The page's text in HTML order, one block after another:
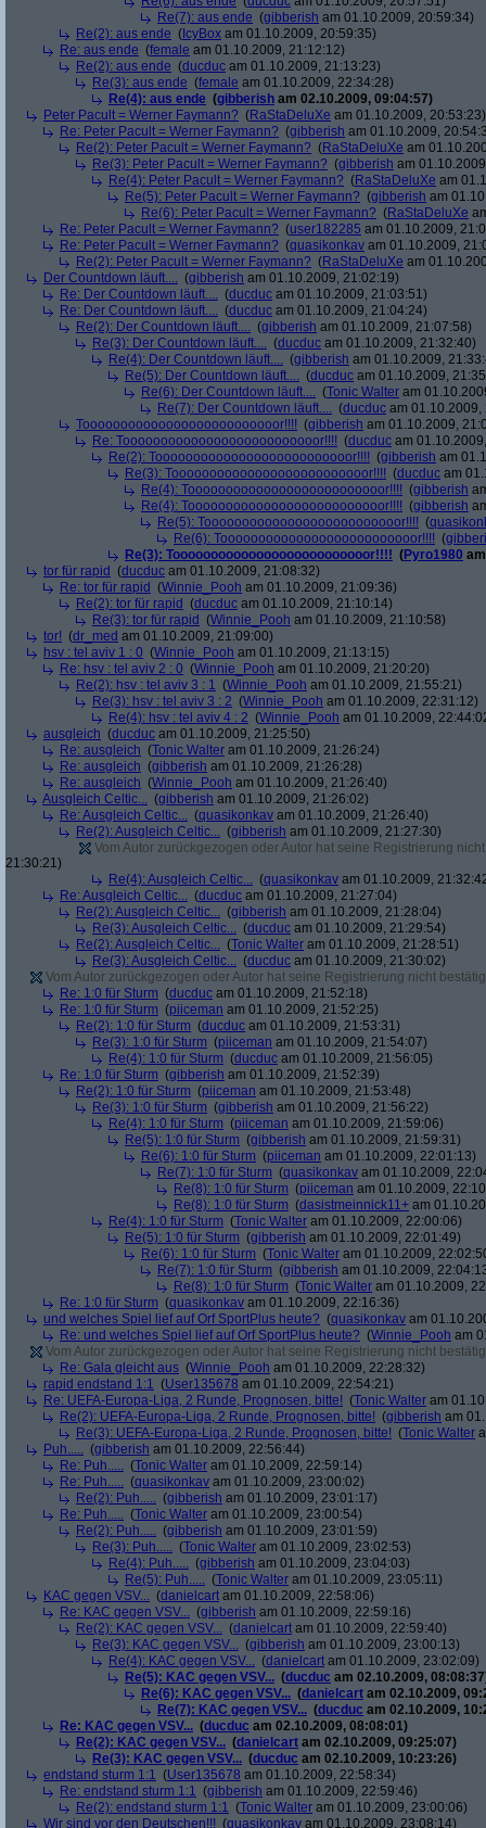
Re(7): aus ende (gibberish am 01.10.2009, 20:59:34)
Re(2): aus ende ( IcyBox am 01.10.2009, 20:59:35)
Re: aus ende (female am 01.10.2009, 21:12:12)
Re(2): aus ende (ducduc am 01.10.2009, 21:13:23)
Re(3): aus ende (female am 01.10.2009, 22:34:28)
Re(4): aus ende (gibberish am 02.10.2009, 09:04:57)
Peter Pacult = Werner Faymann? (RaStaDeluXe am 01.10.2009, 20:53:23)
Re: Peter Pacult = Werner Faymann? (gibberish am 01.10.2009,
Re(2): Peter Pacult = Werner Faymann? (RaStaDeluXe am
Re(3): Peter Pacult = Werner Faymann? (gibberish am
Re(4): Peter Pacult = Werner Faymann? (RaStaDeluXe am
Re(5): Peter Pacult = Werner Faymann? (gibberish am
Re(6): Peter Pacult = Werner Faymann? (RaStaDeluXe
Re: Peter Pacult = Werner Faymann? (user182285 am 01.10.2009,
Re: Peter Pacult = Werner Faymann? (quasikonkav am 01.10.2009,
Re(2): Peter Pacult = Werner Faymann? (RaStaDeluXe am
Der Countdown läuft.... (gibberish am 01.10.2009, 21:02:19)
Re: Der Countdown läuft.... (ducduc am 01.10.2009, 21:03:51)
Re: Der Countdown läuft.... (ducduc am 01.10.2009, 21:04:24)
Re(2): Der Countdown läuft.... (gibberish am 01.10.2009, 21:07:58)
Re(3): Der Countdown läuft.... (ducduc am 01.10.2009, 21:32:40)
Re(4): Der Countdown läuft.... (gibberish am 01.10.2009,
Re(5): Der Countdown läuft.... (ducduc am 01.10.2009,
Re(6): Der Countdown läuft.... (Tonic Walter am
Re(7): Der Countdown läuft.... (ducduc am 01.10.2009,
Toooooooooooooooooooooooooor!!!! (gibberish am 01.10.2009,
Re: Toooooooooooooooooooooooooor!!!! (ducduc am
Re(2): Toooooooooooooooooooooooooor!!!! (gibberish am
Re(3): Toooooooooooooooooooooooooor!!!! (ducduc am
Re(4): Toooooooooooooooooooooooooor!!!! (gibberish
Re(4): Toooooooooooooooooooooooooor!!!! (gibberish
Re(5): Toooooooooooooooooooooooooor!!!! (
Re(6): Toooooooooooooooooooooooooor!!!! (
Re(3): Toooooooooooooooooooooooooor!!!! (Pyro1980
tor für rapid (ducduc am 01.10.2009, 21:08:32)
Re: tor für rapid (Winnie_Pooh am 01.10.2009, 21:09:36)
Re(2): tor für rapid (ducduc am 01.10.2009, 21:10:14)
Re(3): tor für rapid (Winnie_Pooh am 01.10.2009, 21:10:58)
tor! (dr_med am 01.10.2009, 21:09:00)
hsv : tel aviv 1 : 0 (Winnie_Pooh am 01.10.2009, 21:13:15)
Re: hsv : tel aviv 2 : 0 (Winnie_Pooh am 01.10.2009, 21:20:20)
Re(2): hsv : tel aviv 3 : 1 (Winnie_Pooh am 01.10.2009, 21:55:21)
Re(3): hsv : tel aviv 3 : 2 (Winnie_Pooh am 01.10.2009, 22:31:12)
Re(4): hsv : tel aviv 4 : 2 (Winnie_Pooh am 01.10.2009,
ausgleich (ducduc am 01.10.2009, 21:25:50)
Re: ausgleich (Tonic Walter am 01.10.2009, 21:26:24)
Re: ausgleich (gibberish am 01.10.2009, 21:26:28)
Re: ausgleich (Winnie_Pooh am 01.10.2009, 21:26:40)
Ausgleich Celtic... (gibberish am 01.10.2009, 21:26:02)
Re: Ausgleich Celtic... (quasikonkav am 01.10.2009, 21:26:40)
Re(2): Ausgleich Celtic... (gibberish am 01.10.2009, 21:27:30)
Vom Autor zurückgezogen oder Autor hat seine Registrierung
21:30:21)
Re(4): Ausgleich Celtic... (quasikonkav am 01.10.2009,
Re: Ausgleich Celtic... (ducduc am 01.10.2009, 21:27:04)
Re(2): Ausgleich Celtic... (gibberish am 01.10.2009, 21:28:04)
Re(3): Ausgleich Celtic... (ducduc am 01.10.2009, 21:29:54)
Re(2): Ausgleich Celtic... (Tonic Walter am 01.10.2009, 21:28:51)
Re(3): Ausgleich Celtic... (ducduc am 01.10.2009, 21:30:02)
Vom Autor zurückgezogen oder Autor hat seine Registrierung nicht
Re: 1:0 für Sturm (ducduc am 01.10.2009, 21:52:18)
Re: 1:0 für Sturm (piiceman am 01.10.2009, 21:52:25)
Re(2): 1:0 für Sturm (ducduc am 01.10.2009, 21:53:31)
Re(3): 1:0 für Sturm (piiceman am 01.10.2009, 21:54:07)
Re(4): 1:0 für Sturm (ducduc am 01.10.2009, 21:56:05)
Re: 1:0 für Sturm (gibberish am 01.10.2009, 21:52:39)
Re(2): 1:0 für Sturm (piiceman am 01.10.2009, 21:53:48)
Re(3): 1:0 für Sturm (gibberish am 01.10.2009, 21:56:22)
Re(4): 1:0 für Sturm (piiceman am 01.10.2009, 21:59:06)
Re(5): 1:0 für Sturm (gibberish am 01.10.2009, 21:59:31)
Re(6): 1:0 für Sturm (piiceman am 01.10.2009, 22:01:13)
Re(7): 1:0 für Sturm (quasikonkav am 01.10.2009,
Re(8): 1:0 für Sturm (piiceman am 01.10.2009,
Re(8): 1:0 für Sturm (dasistmeinnick11+ am
Re(4): 1:0 für Sturm (Tonic Walter am 01.10.2009, 22:00:06)
Re(5): 1:0 für Sturm (gibberish am 01.10.2009, 22:01:49)
Re(6): 1:0 für Sturm (Tonic Walter am 01.10.2009,
Re(7): 1:0 für Sturm (gibberish am 01.10.2009,
Re(8): 1:0 für Sturm (Tonic Walter am 01.10.2009,
Re: 1:0 für Sturm (quasikonkav am 01.10.2009, 22:16:36)
und welches Spiel lief auf Orf SportPlus heute? (quasikonkav am
Re: und welches Spiel lief auf Orf SportPlus heute? (Winnie_Pooh am
Vom Autor zurückgezogen oder Autor hat seine Registrierung nicht
Re: Gala gleicht aus (Winnie_Pooh am 01.10.2009, 22:28:32)
rapid endstand 1:1 (User135678 am 01.10.2009, 22:54:21)
Re: UEFA-Europa-Liga, 2 Runde, Prognosen, bitte! (Tonic Walter am
Re(2): UEFA-Europa-Liga, 2 Runde, Prognosen, bitte! (gibberish am
Re(3): UEFA-Europa-Liga, 2 Runde, Prognosen, bitte! (Tonic Walter
Puh..... (gibberish am 01.10.2009, 22:56:44)
Re: Puh..... (Tonic Walter am 01.10.2009, 22:59:14)
Re: Puh..... (quasikonkav am 01.10.2009, 23:00:02)
Re(2): Puh..... (gibberish am 01.10.2009, 23:01:17)
Re: Puh..... (Tonic Walter am 01.10.2009, 23:00:54)
Re(2): Puh..... (gibberish am 01.10.2009, 23:01:59)
Re(3): Puh..... (Tonic Walter am 01.10.2009, 23:02:53)
Re(4): Puh..... (gibberish am 01.10.2009, 23:04:03)
Re(5): Puh..... (Tonic Walter am 01.10.2009, 23:05:11)
KAC gegen VSV... (danielcart am 01.10.2009, 22:58:06)
Re: KAC gegen VSV... (gibberish am 01.10.2009, 22:59:16)
Re(2): KAC gegen VSV... (danielcart am 01.10.2009, 22:59:40)
Re(3): KAC gegen VSV... (gibberish am 01.10.2009, 23:00:13)
Re(4): KAC gegen VSV... (danielcart am 01.10.2009, 23:02:09)
Re(5): KAC gegen VSV... (ducduc am 02.10.2009,
Re(6): KAC gegen VSV... (danielcart am 02.10.2009,
Re(7): KAC gegen VSV... (ducduc am 02.10.2009,
Re: KAC gegen VSV... (ducduc am 02.10.2009, 08:08:01)
Re(2): KAC gegen VSV... (danielcart am 02.10.2009, 09:25:07)
Re(3): KAC gegen VSV... (ducduc am 02.10.2009, 10:23:26)
endstand sturm 1:1 (User135678 am 01.10.2009, 22:58:34)
Re: endstand sturm 1:1 (gibberish am 01.10.2009, 22:59:46)
Re(2): endstand sturm 1:1 (Tonic Walter am 01.10.2009, 23:00:06)
Wir sind vor den Deutschen!!! (quasikonkav am 01.10.2009, 23:08:14)